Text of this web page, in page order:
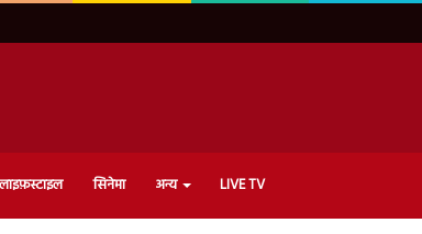
लाइफ़स्टाइल सिनेमा अन्य LIVE TV